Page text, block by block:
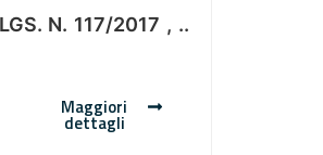
N. 117/2017 , ..
Maggiori
dettagli